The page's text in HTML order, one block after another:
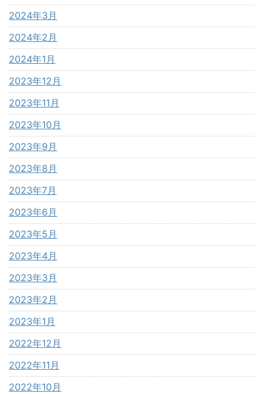
2024年3月
2024年2月
2024年1月
2023年12月
2023年11月
2023年10月
2023年9月
2023年8月
2023年7月
2023年6月
2023年5月
2023年4月
2023年3月
2023年2月
2023年1月
2022年12月
2022年11月
2022年10月